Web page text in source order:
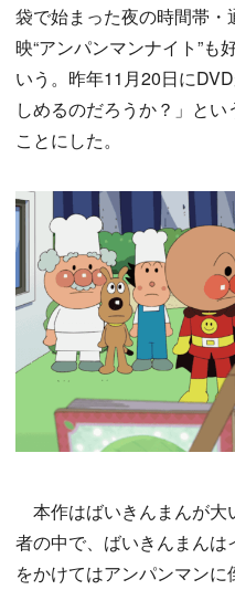
袋で始まった夜の時間帯
映“アンパンマンナイト”も
いう。昨年11月20日に
しめるのだろうか？」と
ことにした。
本作はばいきんまんが大
者の中で、ばいきんまん
をかけてはアンパンマン